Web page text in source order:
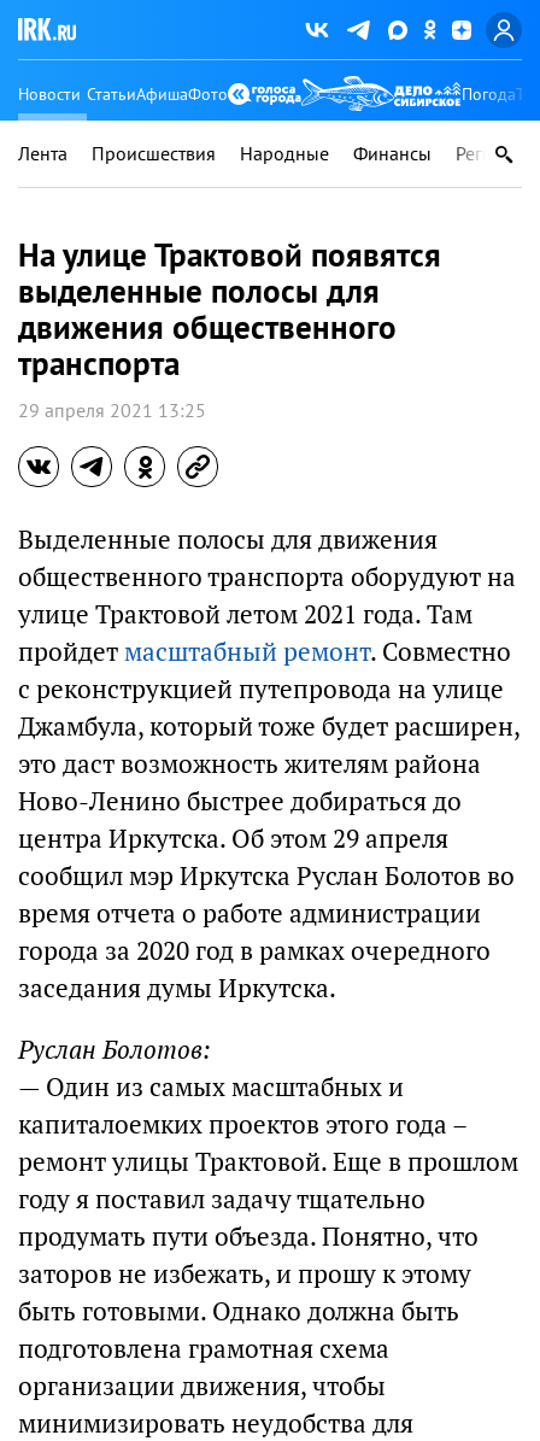
Новости СтатьиАфишаФото Погода
Лента Происшествия Народные Финансы Регионы
На улице Трактовой появятся
выделенные полосы для
движения общественного
транспорта
29 апреля 2021 13:25
Выделенные полосы для движения
общественного транспорта оборудуют на
улице Трактовой летом 2021 года. Там
пройдетмасштабный ремонт. Совместно
с реконструкцией путепровода на улице
Джамбула, который тоже будет расширен,
это даст возможность жителям района
Ново-Ленино быстрее добираться до
центра Иркутска. Об этом 29 апреля
сообщил мэр Иркутска Руслан Болотов во
время отчета о работе администрации
города за 2020 год в рамках очередного
заседания думы Иркутска.
Руслан Болотов:
— Один из самых масштабных и
капиталоемких проектов этого года –
ремонт улицы Трактовой. Еще в прошлом
году я поставил задачу тщательно
продумать пути объезда. Понятно, что
заторов не избежать, и прошу к этому
быть готовыми. Однако должна быть
подготовлена грамотная схема
организации движения, чтобы
минимизировать неудобства для